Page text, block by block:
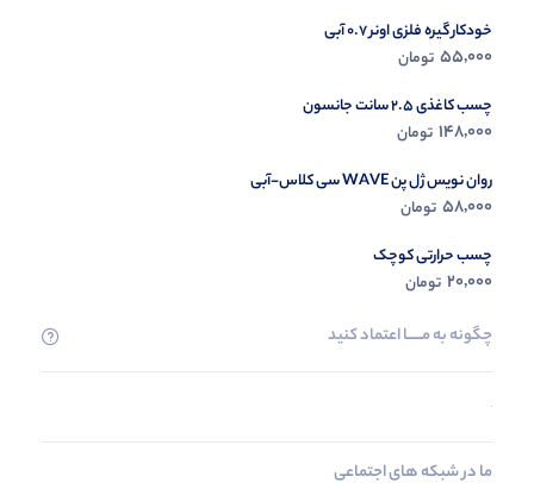
خودکار گیره فلزی اونر 0.7 آبی
55,000 تومان
چسب کاغذی 2.5 سانت جانسون
148,000 تومان
روان نویس ژل پن WAVE سی کلاس-آبی
58,000 تومان
چسب حرارتی کوچک
20,000 تومان
چگونه به مــــــا اعتماد کنید
ما در شبکه های اجتماعی